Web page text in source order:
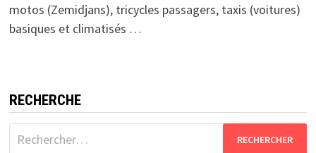
motos (Zemidjans), tricycles passagers, taxis (voitures)
basiques et climatisés …
RECHERCHE
Rechercher :